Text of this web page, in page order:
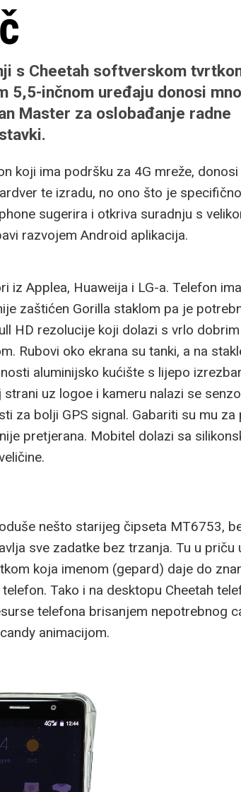
s Cheetah softverskom
5,5-inčnom uređaju donosi
Master za oslobađanje radne
koji ima podršku za 4G mreže, donosi
te izradu, no ono što je
sugerira i otkriva suradnju s
razvojem Android aplikacija.
iz Applea, Huaweija i LG-a. Telefon
zaštićen Gorilla staklom pa je
HD rezolucije koji dolazi s vrlo dobrim
Rubovi oko ekrana su tanki, a na
aluminijsko kućište s lijepo
uz logoe i kameru nalazi se
za bolji GPS signal. Gabariti su mu za
pretjerana. Mobitel dolazi sa
nešto starijeg čipseta MT6753,
sve zadatke bez trzanja. Tu u priču
koja imenom (gepard) daje do
Tako i na desktopu Cheetah
telefona brisanjem nepotrebnog
animacijom.